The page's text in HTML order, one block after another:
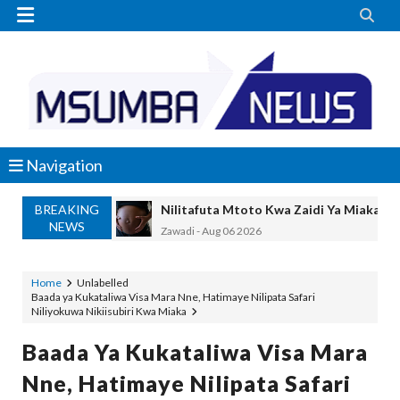
 
Navigation
BREAKING
NEWS
Nilitafuta Mtoto Kwa Zaidi Ya Miaka
Zawadi -Aug 06 2026
TBS YATOA ELIMU YA UBORA WA
WAZIRI AWESO AAGIZA MILIONI 508
MSUMBA-Aug 06 2026
WMA YAWAFUNDISHA WATOTO
Home
Unlabelled
Baada ya Kukataliwa Visa Mara Nne, Hatimaye Nilipata Safari
Niliyokuwa Nikiisubiri Kwa Miaka
Baada Ya Kukataliwa Visa Mara
Nne, Hatimaye Nilipata Safari